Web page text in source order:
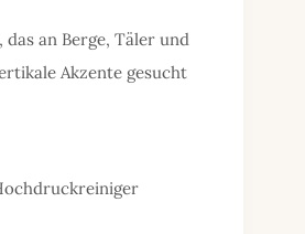
an Berge, Täler und
Akzente gesucht